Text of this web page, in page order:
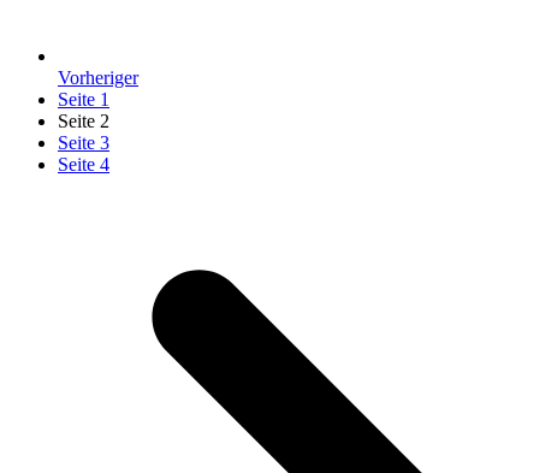
Vorheriger
Seite 1
Seite 2
Seite 3
Seite 4